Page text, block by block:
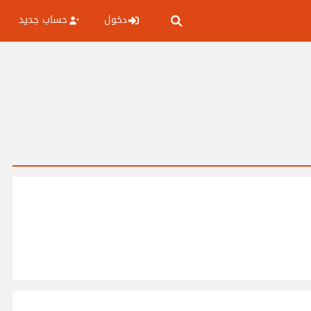
دخول حساب جديد